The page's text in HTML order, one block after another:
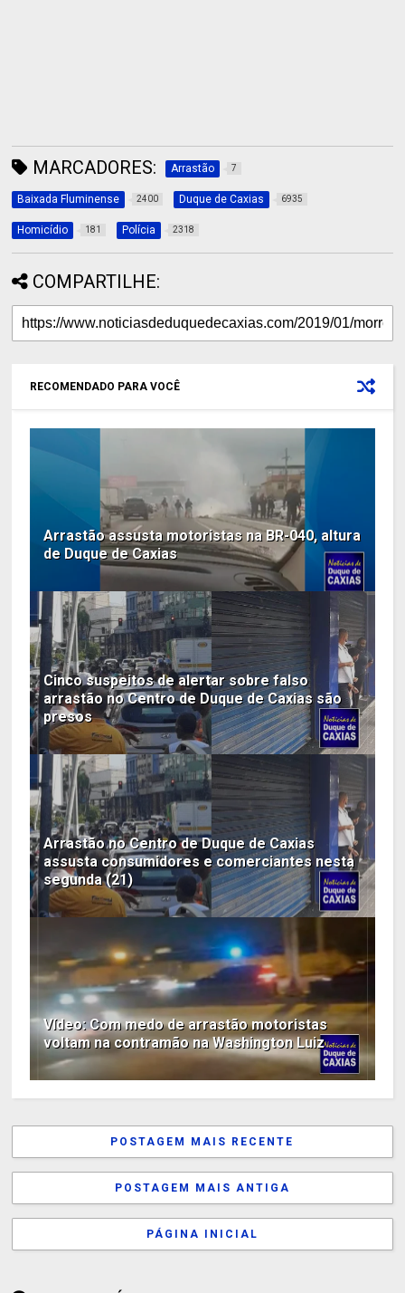
MARCADORES: Arrastão 7
Baixada Fluminense 2400 Duque de Caxias 6935
Homicídio 181 Polícia 2318
COMPARTILHE:
RECOMENDADO PARA VOCÊ
Arrastão assusta motoristas na BR-040, altura
de Duque de Caxias
Cinco suspeitos de alertar sobre falso
arrastão no Centro de Duque de Caxias são
presos
Arrastão no Centro de Duque de Caxias
assusta consumidores e comerciantes nesta
segunda (21)
Vídeo: Com medo de arrastão motoristas
voltam na contramão na Washington Luiz
POSTAGEM MAIS RECENTE
POSTAGEM MAIS ANTIGA
PÁGINA INICIAL